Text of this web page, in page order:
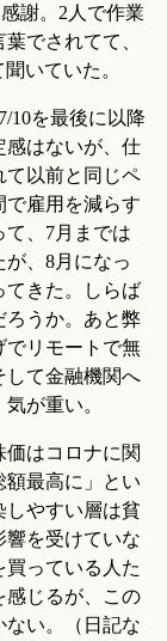
謝。2人で作業
でされてて、
いていた。
10を最後に以降
感はないが、仕
て以前と同じペ
で雇用を減らす
、7月までは
、8月になっ
てきた。しらば
ろうか。あと弊
でリモートで無
して金融機関へ
が重い。
はコロナに関
額最高に」とい
しやすい層は貧
響を受けていな
っている人た
感じるが、この
ない。（日記な